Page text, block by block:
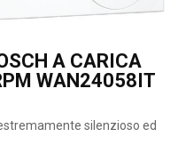
A CARICA
WAN24058IT
silenzioso ed